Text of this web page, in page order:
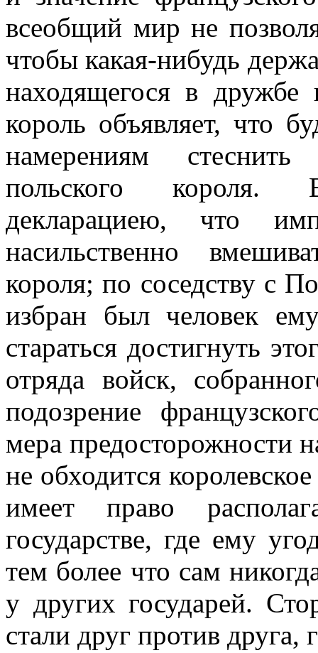
всеобщий мир не
чтобы какая-нибудь
находящегося в
король объявляет, что
намерениям
польского короля.
декларациею, что
насильственно
короля; по соседству с
избран был человек
стараться достигнуть
отряда войск,
подозрение
мера предосторожности
не обходится
имеет право
государстве, где ему
тем более что сам
у других государей.
стали друг против друга,